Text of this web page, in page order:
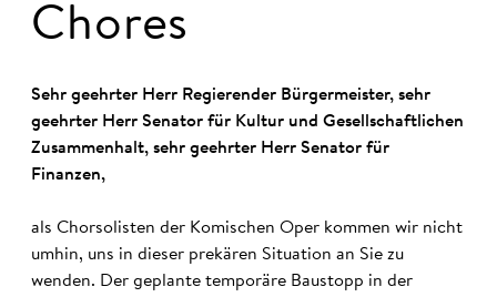
Cho­res
Sehr geehrter Herr Regierender Bürgermeister, sehr
geehrter Herr Senator für Kultur und Gesellschaftlichen
Zusammenhalt, sehr geehrter Herr Senator für
Finanzen,
als Chorsolisten der Komischen Oper kommen wir nicht
umhin, uns in dieser prekären Situation an Sie zu
wenden. Der geplante temporäre Baustopp in der